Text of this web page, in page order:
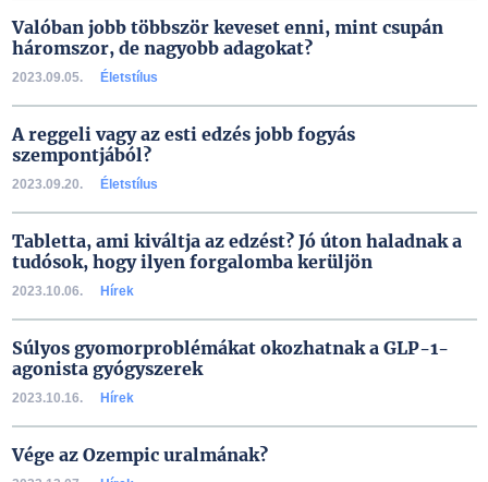
Valóban jobb többször keveset enni, mint csupán
háromszor, de nagyobb adagokat?
2023.09.05. Életstílus
A reggeli vagy az esti edzés jobb fogyás
szempontjából?
2023.09.20. Életstílus
Tabletta, ami kiváltja az edzést? Jó úton haladnak a
tudósok, hogy ilyen forgalomba kerüljön
2023.10.06. Hírek
Súlyos gyomorproblémákat okozhatnak a GLP-1-
agonista gyógyszerek
2023.10.16. Hírek
Vége az Ozempic uralmának?